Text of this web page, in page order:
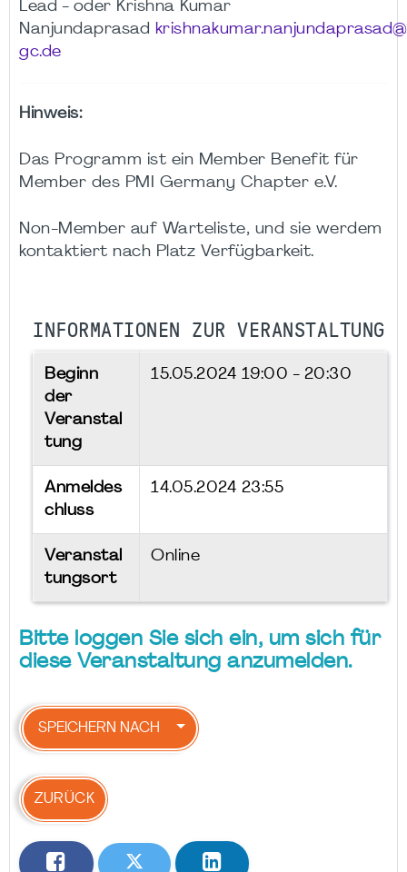
Lead - oder Krishna Kumar
Nanjundaprasad
gc.de
Hinweis:
Das Programm ist ein Member Benefit für
Member des PMI Germany Chapter e.V.
Non-Member auf Warteliste, und sie werdem
kontaktiert nach Platz Verfügbarkeit.
INFORMATIONEN ZUR VERANSTALTUNG
Beginn
der
Veranstal
tung
15.05.2024 19:00 - 20:30
Anmeldes
chluss
14.05.2024 23:55
Veranstal
tungsort
Online
Bitte loggen Sie sich ein, um sich für
diese Veranstaltung anzumelden.
SPEICHERN NACH
ZURÜCK